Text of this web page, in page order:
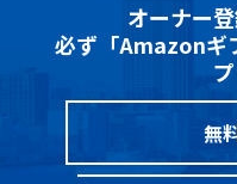
オーナー
必ず「Amazonギ
無